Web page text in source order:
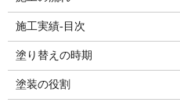
施工実績-目次
塗り替えの時期
塗装の役割